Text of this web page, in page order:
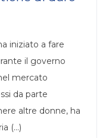
iniziato a fare
il governo
mercato
da parte
altre donne, ha
(…)